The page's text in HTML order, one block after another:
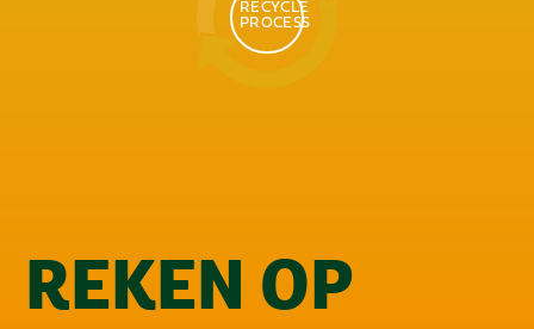
RECYCLE
PROCESS
REKEN OP